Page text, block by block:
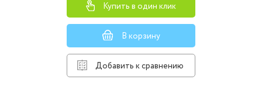
Купить в один клик
В корзину
Добавить к сравнению